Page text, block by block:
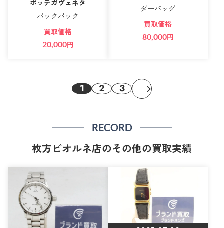
ボッテガヴェネタ
バックパック
買取価格
20,000円
ダーバッグ
買取価格
80,000円
1 2 3
RECORD
枚方ビオルネ店のその他の買取実績